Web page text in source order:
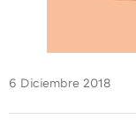
6 Diciembre 2018